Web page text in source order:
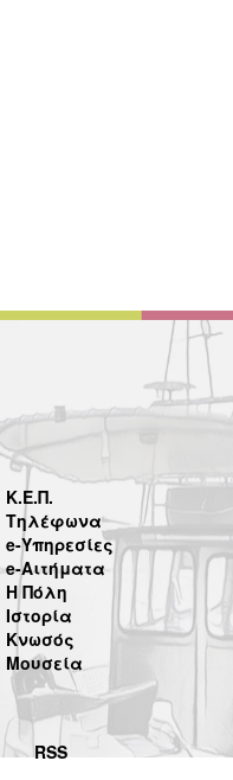
Κ.Ε.Π.
Τηλέφωνα
e-Υπηρεσίες
e-Αιτήματα
Η Πόλη
Ιστορία
Κνωσός
Μουσεία
RSS